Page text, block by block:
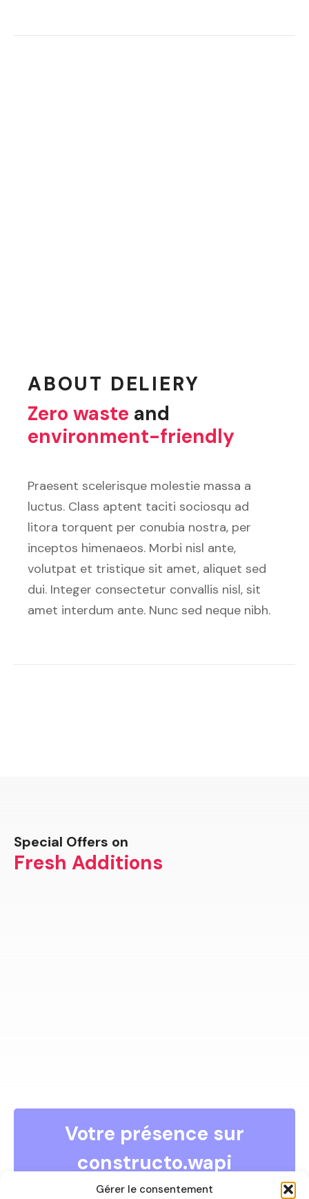
Gérer le consentement
ABOUT DELIERY
Zero waste and
environment-friendly
Praesent scelerisque molestie massa a
luctus. Class aptent taciti sociosqu ad
litora torquent per conubia nostra, per
inceptos himenaeos. Morbi nisl ante,
volutpat et tristique sit amet, aliquet sed
dui. Integer consectetur convallis nisl, sit
amet interdum ante. Nunc sed neque nibh.
Special Offers on
Fresh Additions
Votre présence sur
constructo.wapi
COMMENT DEVENIR ANNONCEUR ?